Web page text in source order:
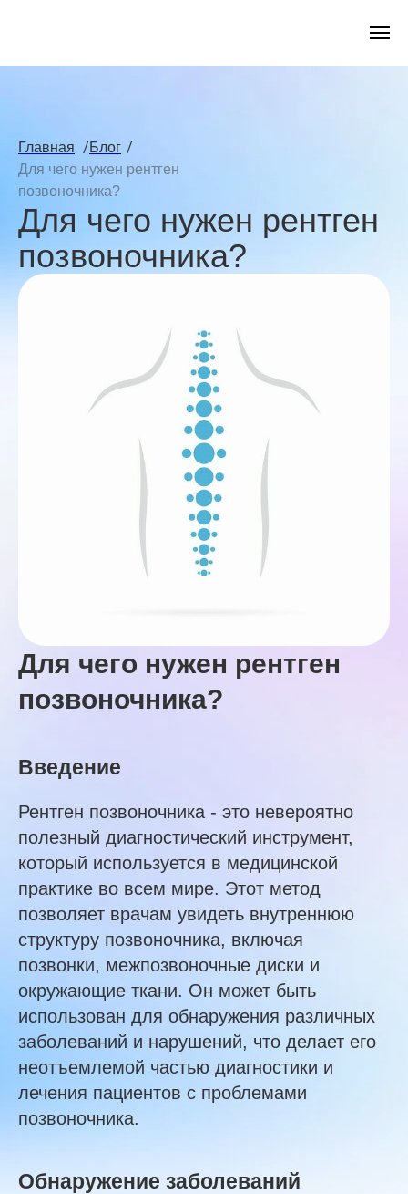
Главная /Блог /
Для чего нужен рентген
позвоночника?
Для чего нужен рентген
позвоночника?
Для чего нужен рентген
позвоночника?
Введение
Рентген позвоночника - это невероятно
полезный диагностический инструмент,
который используется в медицинской
практике во всем мире. Этот метод
позволяет врачам увидеть внутреннюю
структуру позвоночника, включая
позвонки, межпозвоночные диски и
окружающие ткани. Он может быть
использован для обнаружения различных
заболеваний и нарушений, что делает его
неотъемлемой частью диагностики и
лечения пациентов с проблемами
позвоночника.
Обнаружение заболеваний